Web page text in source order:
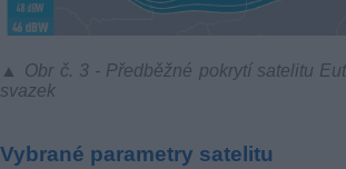
▲ Obr č. 3 - Předběžné pokrytí satelitu
svazek
Vybrané parametry satelitu